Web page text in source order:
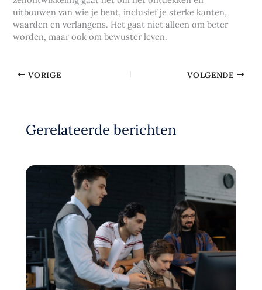
uitbouwen van wie je bent, inclusief je sterke kanten,
waarden en verlangens. Het gaat niet alleen om beter
worden, maar ook om bewuster leven.
VORIGE VOLGENDE
Gerelateerde berichten